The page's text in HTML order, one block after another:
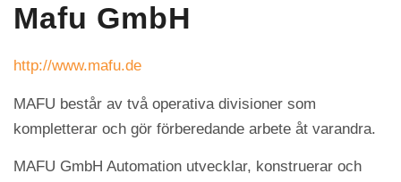
Mafu GmbH
http://www.mafu.de
MAFU består av två operativa divisioner som
kompletterar och gör förberedande arbete åt varandra.
MAFU GmbH Automation utvecklar, konstruerar och